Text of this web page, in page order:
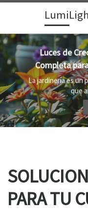
Skip to content
Al
PARA TU